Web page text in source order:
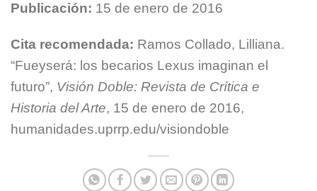
Publicación: 15 de enero de 2016
Cita recomendada: Ramos Collado, Lilliana.
“Fueyserá: los becarios Lexus imaginan el
futuro”, Visión Doble: Revista de Crítica e
Historia del Arte, 15 de enero de 2016,
humanidades.uprrp.edu/visiondoble